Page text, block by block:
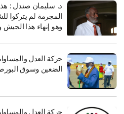
sudanjem.net - في تصعيد
نادر، استدعت دولة
العربية المتحدة
الإسرائيلي لدى
وذلك احتجاجاً على ما
المشينة
التي ارتكبتها قوات
إسرائيليون في
الأقصى والحي
متابعات -
قوى سياسية
في السودان،
رئيس مجلس
العام للجيش
الفتاح
الإمارات محمد
إيقاف
د. سليمان صندل : هذا الجيش
المجرمة لم يتركوا للشعب
وهو إنهاء هذا الجيش ودفنه
حركة العدل والمساواة
الضعين وسوق البورصة
حركة العدل والمساواة ترحب